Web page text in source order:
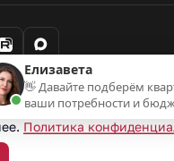
защищены
на данном сайте,
характер и ни при
офертой, определяемой
на наш.дом.рф
Елизавета
👋 Давайте подберём
ваши потребности и
файлы, чтобы сайт
Политика